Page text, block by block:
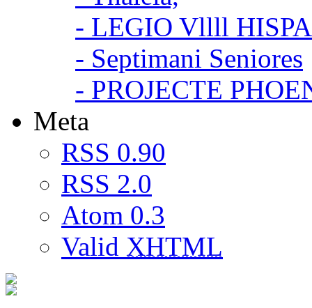
- LEGIO Vllll
- Septimani Seniores
- PROJECTE
Meta
RSS 0.90
RSS 2.0
Atom 0.3
Valid XHTML